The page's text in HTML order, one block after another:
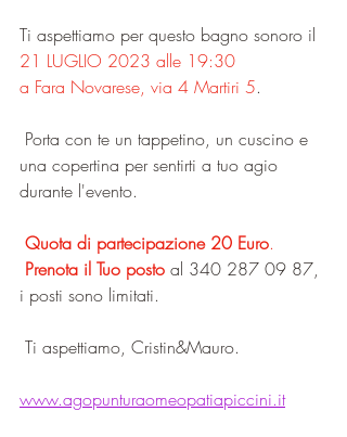
Ti aspettiamo per questo bagno sonoro il
21 LUGLIO 2023 alle 19:30
a Fara Novarese, via 4 Martiri 5.
una copertina per sentirti a tuo agio
durante l'evento.
Quota di partecipazione 20 Euro.
Prenota il Tuo posto al 340 287 09 87,
i posti sono limitati.
Ti aspettiamo, Cristin&Mauro.
www.agopunturaomeopatiapiccini.it